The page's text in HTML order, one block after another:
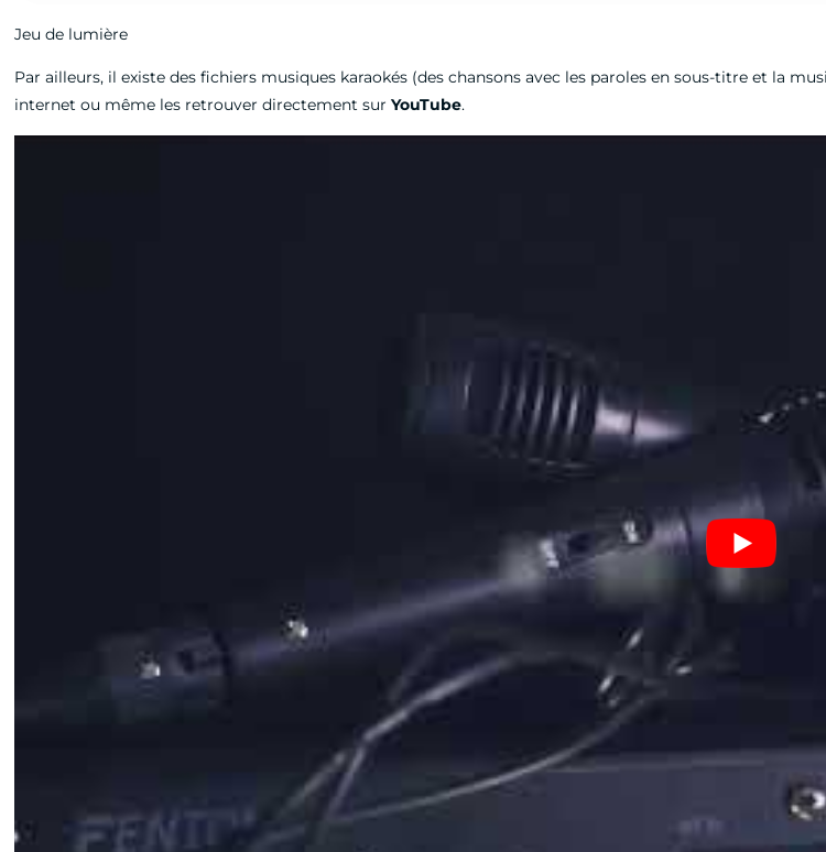
Jeu de lumière
Par ailleurs, il existe des fichiers musiques karaokés (des chansons avec les paroles en sous-titre et la
internet ou même les retrouver directement surYouTube.